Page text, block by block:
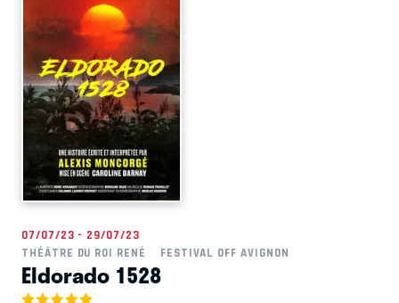
07/07/23 - 29/07/23
THÉÂTRE DU ROI RENÉ
FESTIVAL OFF AVIGNON
Eldorado 1528